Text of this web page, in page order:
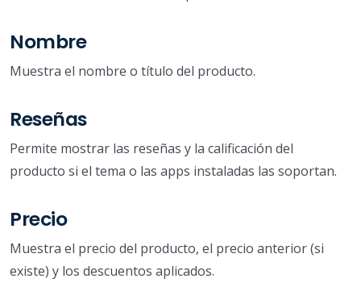
Nombre
Muestra el nombre o título del producto.
Reseñas
Permite mostrar las reseñas y la calificación del
producto si el tema o las apps instaladas las soportan.
Precio
Muestra el precio del producto, el precio anterior (si
existe) y los descuentos aplicados.